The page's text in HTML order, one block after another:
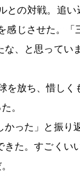
の対戦。追
感じさせた。
、と思って
を放ち、惜し
。
った」と振
た。すごくい